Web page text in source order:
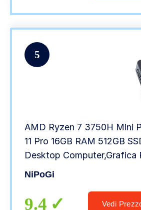
5
AMD Ryzen 7 3750H Mini
11 Pro 16GB RAM 512GB
Desktop Computer,Grafica
Vega 10,DP 4K UHD
Editing Video, Light Gaming
NiPoGi
9.4 Vedi